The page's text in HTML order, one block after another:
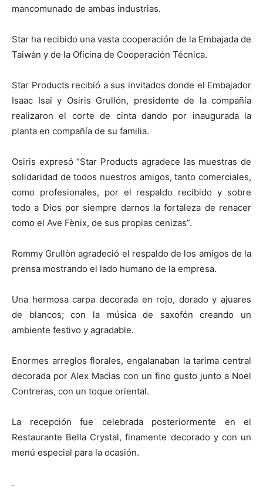
mancomunado de ambas industrias.
Star ha recibido una vasta cooperación de la Embajada de
Taiwàn y de la Oficina de Cooperación Técnica.
Star Products recibió a sus invitados donde el Embajador
Isaac Isai y Osiris Grullón, presidente de la compañía
realizaron el corte de cinta dando por inaugurada la
planta en compañía de su familia.
Osiris expresó “Star Products agradece las muestras de
solidaridad de todos nuestros amigos, tanto comerciales,
como profesionales, por el respaldo recibido y sobre
todo a Dios por siempre darnos la fortaleza de renacer
como el Ave Fènix, de sus propias cenizas”.
Rommy Grullòn agradeció el respaldo de los amigos de la
prensa mostrando el lado humano de la empresa.
Una hermosa carpa decorada en rojo, dorado y ajuares
de blancos; con la música de saxofón creando un
ambiente festivo y agradable.
Enormes arreglos florales, engalanaban la tarima central
decorada por Alex Macìas con un fino gusto junto a Noel
Contreras, con un toque oriental.
La recepción fue celebrada posteriormente en el
Restaurante Bella Crystal, finamente decorado y con un
menú especial para la ocasión.
.